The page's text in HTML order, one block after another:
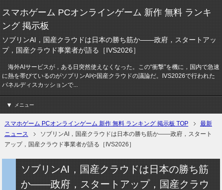
スマホゲーム PCオンラインゲーム 新作 無料 ランキ
ング 掲示板
ソブリンAI，国産クラウドは日本の勝ち筋か――政府，スタートアッ
プ，国産クラウド事業者が語る［IVS2026］
海外AIサービスが，ある日突然使えなくなった。この“衝撃”を機に，国内で急速
に熱を帯びているのがソブリンAIや国産クラウドの議論だ。IVS2026で行われた
パネルディスカッションで...
メニュー
スマホゲーム PCオンラインゲーム 新作 無料 ランキング 掲示板 TOP
最新
ニュース
ソブリンAI，国産クラウドは日本の勝ち筋か――政府，スタート
アップ，国産クラウド事業者が語る［IVS2026］
ソブリンAI，国産クラウドは日本の勝ち筋
か――政府，スタートアップ，国産クラウ